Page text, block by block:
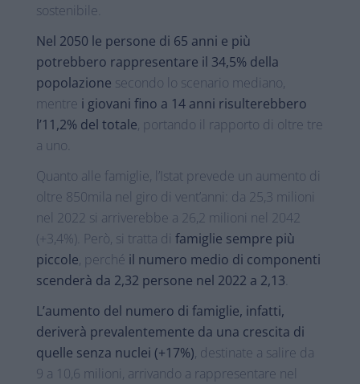
sostenibile.
Nel 2050 le persone di 65 anni e più
potrebbero rappresentare il 34,5% della
popolazione secondo lo scenario mediano,
mentre i giovani fino a 14 anni risulterebbero
l’11,2% del totale, portando il rapporto di oltre tre
a uno.
Quanto alle famiglie, l’Istat prevede un aumento di
oltre 850mila nel giro di vent’anni: da 25,3 milioni
nel 2022 si arriverebbe a 26,2 milioni nel 2042
(+3,4%). Però, si tratta di famiglie sempre più
piccole, perché il numero medio di componenti
scenderà da 2,32 persone nel 2022 a 2,13
L’aumento del numero di famiglie, infatti,
deriverà prevalentemente da una crescita di
quelle senza nuclei (+17%), destinate a salire da
9 a 10,6 milioni, arrivando a rappresentare nel